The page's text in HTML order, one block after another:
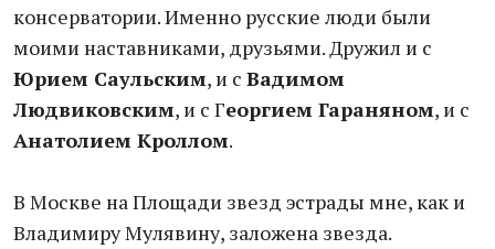
консерватории. Именно русские люди были
моими наставниками, друзьями. Дружил и с
Юрием Саульским, и с Вадимом
Людвиковским, и с Георгием Гараняном, и с
Анатолием Кроллом.
В Москве на Площади звезд эстрады мне, как и
Владимиру Мулявину, заложена звезда.